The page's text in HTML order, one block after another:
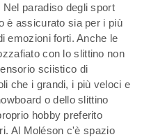
paradiso degli sport
è assicurato sia per i più
emozioni forti. Anche le
con lo slittino non
sciistico di
che i grandi, i più veloci e
o dello slittino
hobby preferito
Al Moléson c'è spazio